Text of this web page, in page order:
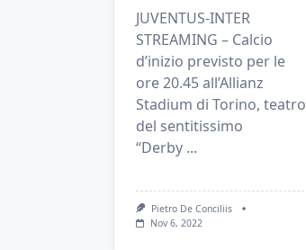
JUVENTUS-INTER
STREAMING – Calcio
d’inizio previsto per le
ore 20.45 all’Allianz
Stadium di Torino, teatro
del sentitissimo
“Derby ...
Pietro De Conciliis
Nov 6, 2022